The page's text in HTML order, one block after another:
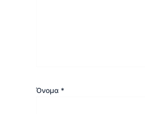
Όνομα *